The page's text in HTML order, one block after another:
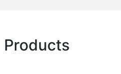
Products